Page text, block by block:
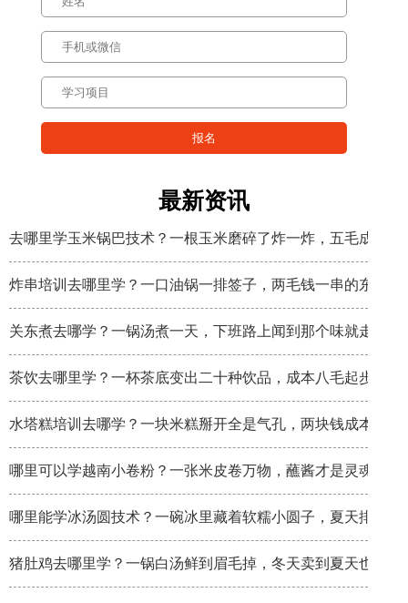
最新资讯
去哪里学玉米锅巴技术？一根玉米磨碎了炸一炸，五毛成本卖
炸串培训去哪里学？一口油锅一排签子，两毛钱一串的东西炸
关东煮去哪学？一锅汤煮一天，下班路上闻到那个味就走不动
茶饮去哪里学？一杯茶底变出二十种饮品，成本八毛起步
水塔糕培训去哪学？一块米糕掰开全是气孔，两块钱成本卖八
哪里可以学越南小卷粉？一张米皮卷万物，蘸酱才是灵魂
哪里能学冰汤圆技术？一碗冰里藏着软糯小圆子，夏天排队排
猪肚鸡去哪里学？一锅白汤鲜到眉毛掉，冬天卖到夏天也不淡